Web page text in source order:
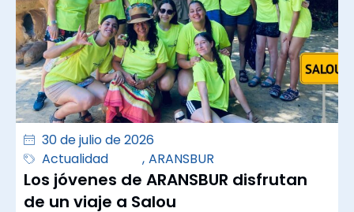
30 de julio de 2026
Actualidad
, ARANSBUR
Los jóvenes de ARANSBUR disfrutan
de un viaje a Salou